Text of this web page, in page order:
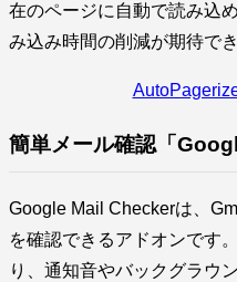
在のページに自動で読み込
み込み時間の削減が期待で
簡単メール確認「
Google Mail Checkerは、
を確認できるアドオンです
り、通知音やバックグラウ